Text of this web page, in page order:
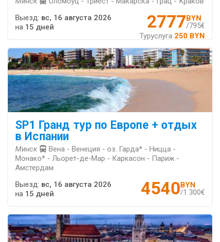
2777BYN
/795€
Туруслуга 250 BYN
Выезд: вс, 16 августа 2026
на 15 дней
SP1 Гранд тур по Европе + отдых
в Испании
Минск
Вена - Венеция - оз. Гарда* - Ницца -
Монако* - Льорет-де-Мар - Каркасон - Париж -
Амстердам
4540BYN
/1 300€
Выезд: вс, 16 августа 2026
на 15 дней